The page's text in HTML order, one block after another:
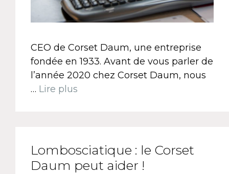
CEO de Corset Daum, une entreprise
fondée en 1933. Avant de vous parler de
l’année 2020 chez Corset Daum, nous
… Lire plus
Lombosciatique : le Corset
Daum peut aider !